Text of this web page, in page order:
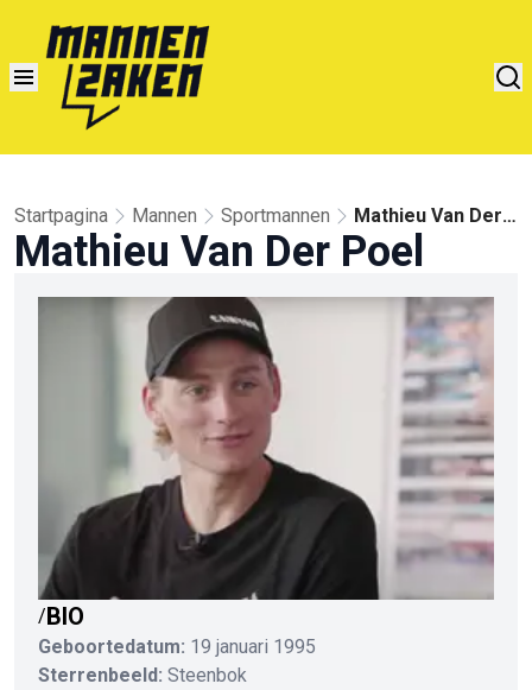
Startpagina Mannen Sportmannen
Mathieu Van Der
Poel
Mathieu Van Der Poel
/BIO
Geboortedatum: 19 januari 1995
Sterrenbeeld: Steenbok